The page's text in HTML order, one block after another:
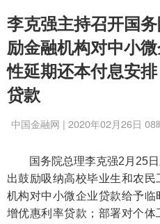
李克强主持召开国
励金融机构对中小
性延期还本付息安
贷款
中国金融网 | 2020年02月26日 08
国务院总理李克强2月25
出鼓励吸纳高校毕业生和农
机构对中小微企业贷款给予
增优惠利率贷款；部署对个